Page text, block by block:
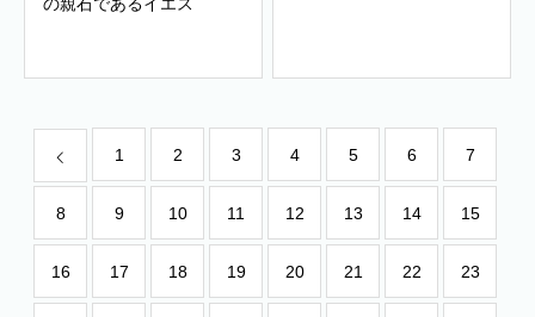
1 2 3 4 5 6 7
8 9 10 11 12 13 14 15
16 17 18 19 20 21 22 23